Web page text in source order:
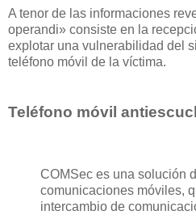
A tenor de las informaciones
operandi» consiste en la
explotar una vulnerabilidad del
teléfono móvil de la víctima.
Teléfono móvil
COMSec es una solución
comunicaciones móviles,
intercambio de